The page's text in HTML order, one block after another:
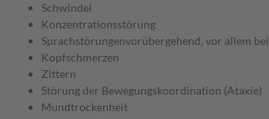
Schwindel
Konzentrationsstörung
Sprachstörungenvorübergehend, vor allem
Kopfschmerzen
Zittern
Störung der Bewegungskoordination (Ataxie)
Mundtrockenheit